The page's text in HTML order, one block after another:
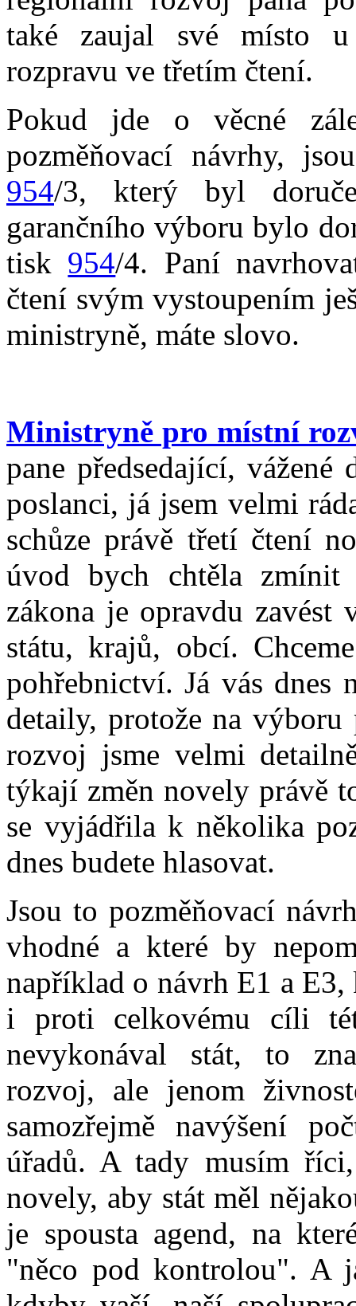
také zaujal své místo
rozpravu ve třetím čtení.
Pokud jde o věcné
pozměňovací návrhy,
954/3, který byl
garančního výboru bylo
tisk 954/4. Paní
čtení svým vystoupením
ministryně, máte slovo.
Ministryně pro místní
pane předsedající, vážené
poslanci, já jsem velmi
schůze právě třetí čtení
úvod bych chtěla
zákona je opravdu
státu, krajů, obcí.
pohřebnictví. Já vás dnes
detaily, protože na
rozvoj jsme velmi
týkají změn novely právě
se vyjádřila k několika
dnes budete hlasovat.
Jsou to pozměňovací
vhodné a které by
například o návrh E1 a
i proti celkovému cíli
nevykonával stát, to
rozvoj, ale jenom
samozřejmě navýšení
úřadů. A tady musím
novely, aby stát měl
je spousta agend, na
"něco pod kontrolou". A